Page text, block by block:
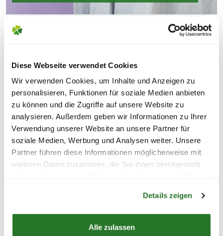
Diese Webseite verwendet Cookies
Wir verwenden Cookies, um Inhalte und Anzeigen zu
personalisieren, Funktionen für soziale Medien anbieten
zu können und die Zugriffe auf unsere Website zu
analysieren. Außerdem geben wir Informationen zu Ihrer
Verwendung unserer Website an unsere Partner für
soziale Medien, Werbung und Analysen weiter. Unsere
Partner führen diese Informationen möglicherweise mit
weiteren Daten zusammen, die Sie ihnen bereitgestellt
Details zeigen
Alle zulassen
SERVICEANGEBOTE FÜR